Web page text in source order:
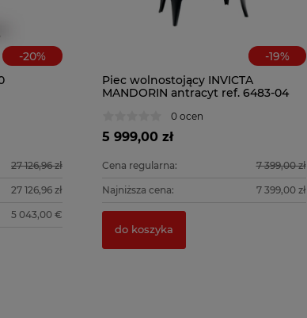
-20%
27 126,96 zł
27 126,96 zł
5 043,00 €
-19%
Piec wolnostojący INVICTA
MANDORIN antracyt ref. 6483-04
0 ocen
5 999,00 zł
Cena regularna: 7 399,00 zł
Najniższa cena: 7 399,00 zł
do koszyka